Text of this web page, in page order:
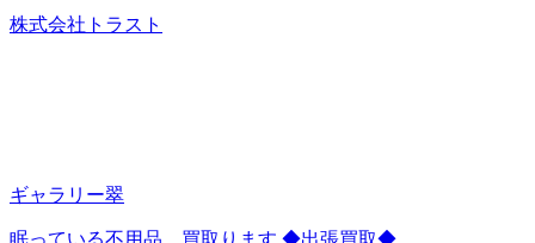
株式会社トラスト
ギャラリー翠
眠っている不用品、買取ります ◆出張買取◆